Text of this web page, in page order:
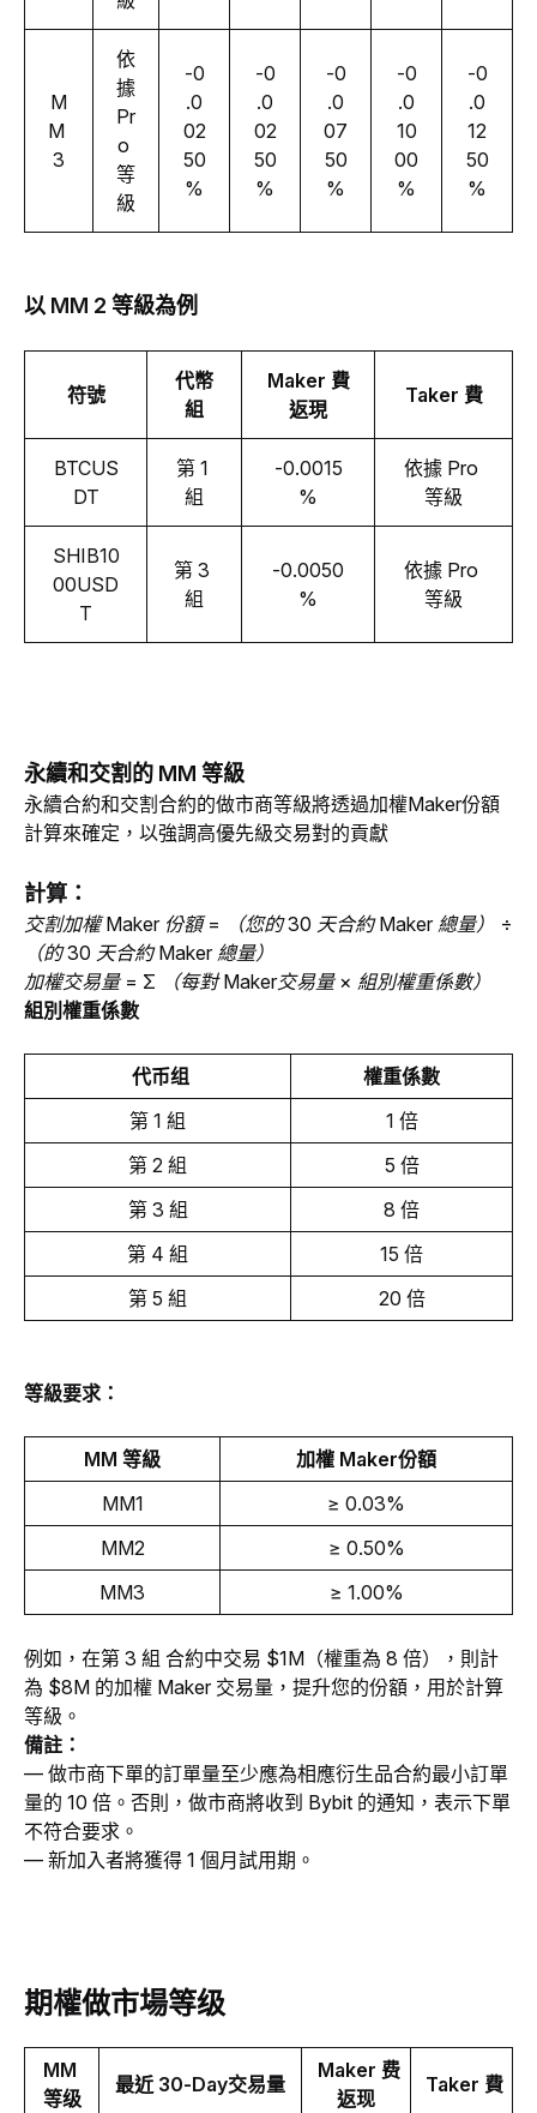
M
M
3
依
據
Pr
o
等
級
-0
.0
02
50
%
-0
.0
02
50
%
-0
.0
07
50
%
-0
.0
10
00
%
-0
.0
12
50
%
以 MM 2 等級為例
符號
代幣
組
Maker 費
返現
Taker 費
BTCUS
DT
第 1
組
-0.0015
%
依據 Pro
等級
SHIB10
00USD
T
第 3
組
-0.0050
%
依據 Pro
等級
永續和交割的 MM 等級
永續合約和交割合約的做市商等級將透過加權Maker份額
計算來確定，以強調高優先級交易對的貢獻
計算：
交割加權 Maker 份額 = （您的 30 天合約 Maker 總量） ÷
（的 30 天合約 Maker 總量）
加權交易量 = Σ （每對 Maker交易量 × 組別權重係數）
組別權重係數
代币组
權重係數
第 1 組
1 倍
第 2 組
5 倍
第 3 組
8 倍
第 4 組
15 倍
第 5 組
20 倍
等級要求：
MM 等級
加權 Maker份額
MM1
≥ 0.03%
MM2
≥ 0.50%
MM3
≥ 1.00%
例如，在第 3 組 合約中交易 $1M（權重為 8 倍），則計
為 $8M 的加權 Maker 交易量，提升您的份額，用於計算
等級。
備註：
— 做市商下單的訂單量至少應為相應衍生品合約最小訂單
量的 10 倍。否則，做市商將收到 Bybit 的通知，表示下單
不符合要求。
— 新加入者將獲得 1 個月試用期。
期權做市場等级
等级
最近 30-Day交易量
返现
Taker 費